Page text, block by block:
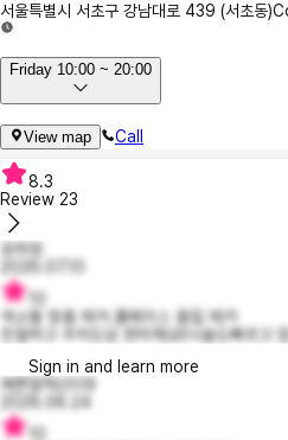
서울특별시 서초구 강남대로 439 (서초동)
Friday 10:00 ~ 20:00
View map Call
8.3
Review 23
유하정
색소별 맞춤 제거.풀페이스 올킬 제거
친절하고 주차도넘 편리해요!!시술도빠르고
Sign in and learn more
예쁜알렉산더9
2026.06.24